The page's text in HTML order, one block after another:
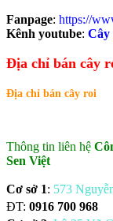
Fanpage: https://
Kênh youtube: Cây
Địa chỉ bán cây
Địa chỉ bán cây roi
Thông tin liên hệ
Sen Việt
Cơ sở 1: 573
ĐT: 0916 700 968